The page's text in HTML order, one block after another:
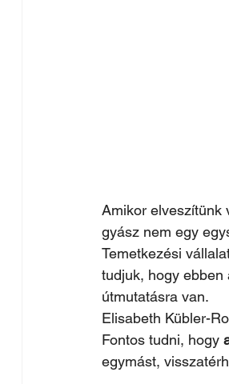
Amikor elveszítünk
gyász nem egy
Temetkezési
tudjuk, hogy
útmutatásra van.
Elisabeth Kübler-
Fontos tudni, hogy
egymást,